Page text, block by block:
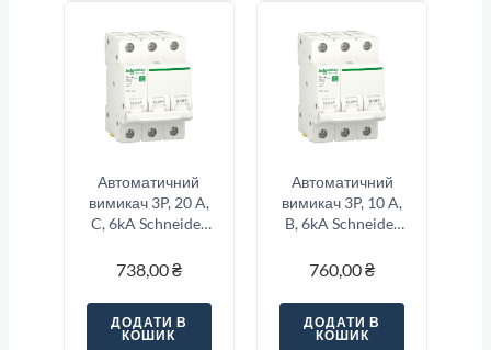
Автоматичний
вимикач 3P, 20 A,
C, 6kA Schneider
738,00₴
ДОДАТИ В
КОШИК
Автоматичний
вимикач 3P, 10 A,
B, 6kA Schneider
760,00₴
ДОДАТИ В
КОШИК